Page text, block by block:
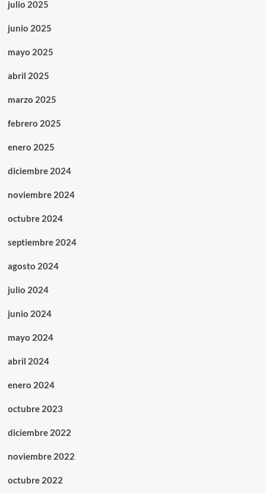
julio 2025
junio 2025
mayo 2025
abril 2025
marzo 2025
febrero 2025
enero 2025
diciembre 2024
noviembre 2024
octubre 2024
septiembre 2024
agosto 2024
julio 2024
junio 2024
mayo 2024
abril 2024
enero 2024
octubre 2023
diciembre 2022
noviembre 2022
octubre 2022